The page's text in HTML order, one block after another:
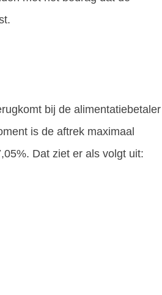
bij de alimentatiebetaler
is de aftrek maximaal
Dat ziet er als volgt uit: